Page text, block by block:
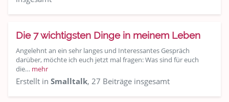
Die 7 wichtigsten Dinge in meinem Leben
Angelehnt an ein sehr langes und Interessantes Gespräch
darüber, möchte ich euch jetzt mal fragen: Was sind für euch
die… mehr
Erstellt in Smalltalk, 27 Beiträge insgesamt